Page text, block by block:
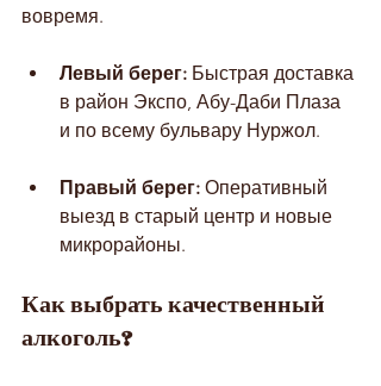
вовремя.
Левый берег: Быстрая доставка
в район Экспо, Абу-Даби Плаза
и по всему бульвару Нуржол.
Правый берег: Оперативный
выезд в старый центр и новые
микрорайоны.
Как выбрать качественный
алкоголь?